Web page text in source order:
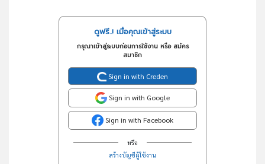
ดูฟรี..! เมื่อคุณเข้าสู่ระบบ
กรุณาเข้าสู่ระบบก่อนการใช้งาน หรือ สมัคร
สมาชิก
Sign in with Creden
Sign in with Google
Sign in with Facebook
หรือ
สร้างบัญชีผู้ใช้งาน